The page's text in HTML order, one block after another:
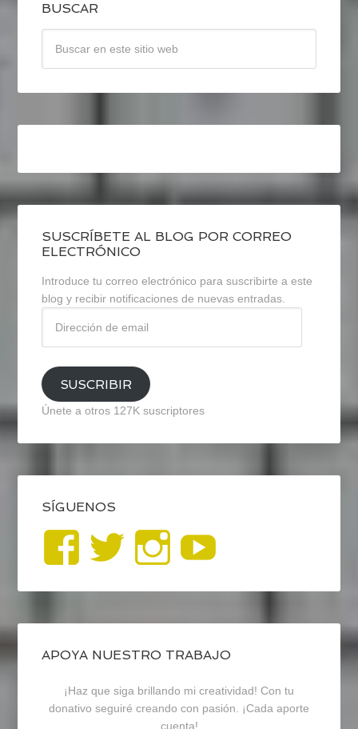
BUSCAR
SUSCRÍBETE AL BLOG POR CORREO
ELECTRÓNICO
Introduce tu correo electrónico para suscribirte a este
blog y recibir notificaciones de nuevas entradas.
email
SUSCRIBIR
Únete a otros 127K suscriptores
SÍGUENOS
Ver
perfil
de
blogrecursosep
en
Ver
perfil
de
recursosep
en
Ver
perfil
de
recursosep
en
APOYA NUESTRO TRABAJO
¡Haz que siga brillando mi creatividad! Con tu
donativo seguiré creando con pasión. ¡Cada aporte
cuenta!